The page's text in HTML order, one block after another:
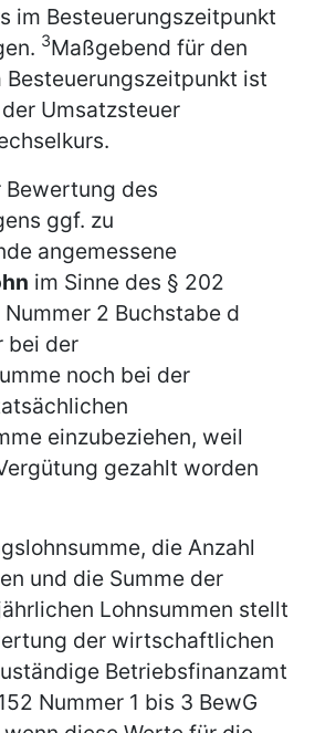
im Besteuerungszeitpunkt
3Maßgebend für den
Besteuerungszeitpunkt ist
Umsatzsteuer
Bewertung des
ggf. zu
angemessene
im Sinne des § 202
2 Buchstabe d
bei der
noch bei der
einzubeziehen, weil
gezahlt worden
die Anzahl
und die Summe der
Lohnsummen stellt
der wirtschaftlichen
Betriebsfinanzamt
Nummer 1 bis 3 BewG